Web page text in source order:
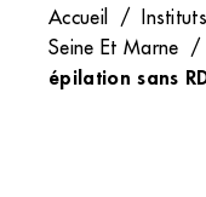
Accueil / Instituts
Seine Et Marne /
épilation sans